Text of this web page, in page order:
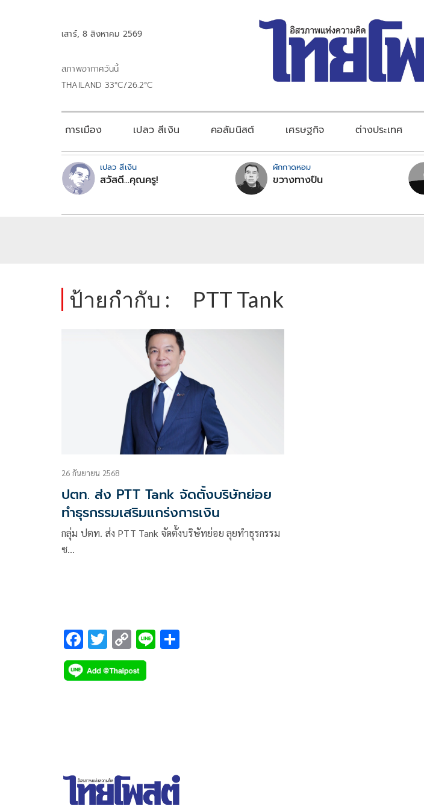
เสาร์, 8 สิงหาคม 2569
สภาพอากาศวันนี้
THAILAND 33°C/26.2°C
การเมือง เปลว สีเงิน คอลัมนิสต์ เศรษฐกิจ ต่างประเทศ
เปลว สีเงิน
สวัสดี...คุณครู!
ผักกาดหอม
ขวางทางปืน
ป้ายกำกับ : PTT Tank
26 กันยายน 2568
ปตท. ส่ง PTT Tank จัดตั้งบริษัทย่อย
ทำธุรกรรมเสริมแกร่งการเงิน
กลุ่ม ปตท. ส่ง PTT Tank จัดตั้งบริษัทย่อย ลุยทำธุรกรรม
ซ…
F
ac
e
T
wi
tt
C
o
p
Li